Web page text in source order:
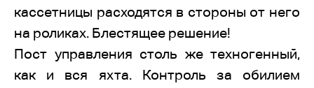
кассетницы расходятся в стороны от него
на роликах. Блестящее решение!
Пост управления столь же техногенный,
как и вся яхта. Контроль за обилием